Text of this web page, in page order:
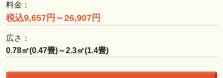
料金：
税込9,657円～26,907円
広さ：
0.78㎡(0.47畳)～2.3㎡(1.4畳)